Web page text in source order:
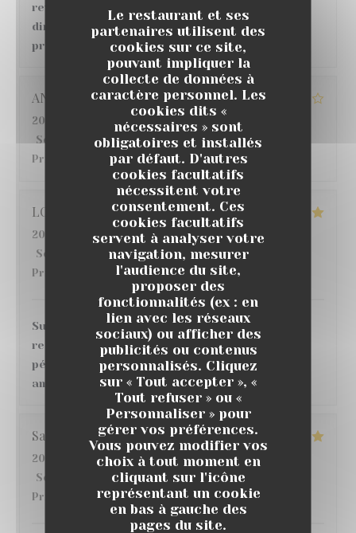
Le restaurant et ses
partenaires utilisent des
cookies sur ce site,
pouvant impliquer la
collecte de données à
caractère personnel. Les
cookies dits «
nécessaires » sont
obligatoires et installés
par défaut. D'autres
cookies facultatifs
nécessitent votre
consentement. Ces
cookies facultatifs
servent à analyser votre
navigation, mesurer
l'audience du site,
proposer des
fonctionnalités (ex : en
lien avec les réseaux
sociaux) ou afficher des
publicités ou contenus
personnalisés. Cliquez
sur « Tout accepter », «
Tout refuser » ou «
Personnaliser » pour
gérer vos préférences.
Vous pouvez modifier vos
choix à tout moment en
cliquant sur l'icône
représentant un cookie
en bas à gauche des
pages du site.
revanche, concernant le repas et les plats
directement, grosse déception au vu des tarifs
pratiqués.
ANGELIQUEG
2026-07-22
- 12:30 - Couverts 6
Service
/5 Ambiance: 4/5 Cuisine : 3/5 Qualité /
Prix
LO
2026-07-18- 20:00 - Couverts 6
Service
Ambiance: 5/5 Cuisine: 5/5
Prix
Super moment ! nous avons très bien mangé au
restaurant , de bons vins et cocktails au bar,
pétanque, match de foot sur écran géant, belle
ambiance, je recommande 👌
Sandrine
2026-07-16
- 20:30 - Couverts 3
Service
Ambiance: 5/5 Cuisine: 5/5
Prix